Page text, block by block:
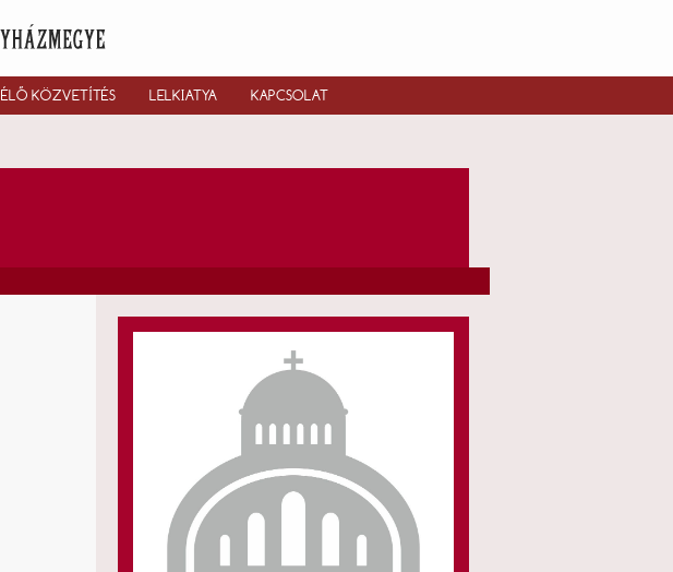
ÉLŐ KÖZVETÍTÉS LELKIATYA KAPCSOLAT